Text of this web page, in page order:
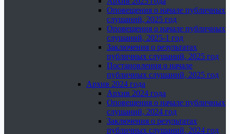
Оповещения о начале публичных
слушаний, 2025 год
Оповещения о начале публичных
слушаний, 2025-1 год
Заключения о результатах
публичных слушаний, 2025 год
Постановления о начале
публичных слушаний, 2025 год
Архив 2024 года
Архив 2024 года
Оповещения о начале публичных
слушаний, 2024 год
Заключения о результатах
публичных слушаний, 2024 год